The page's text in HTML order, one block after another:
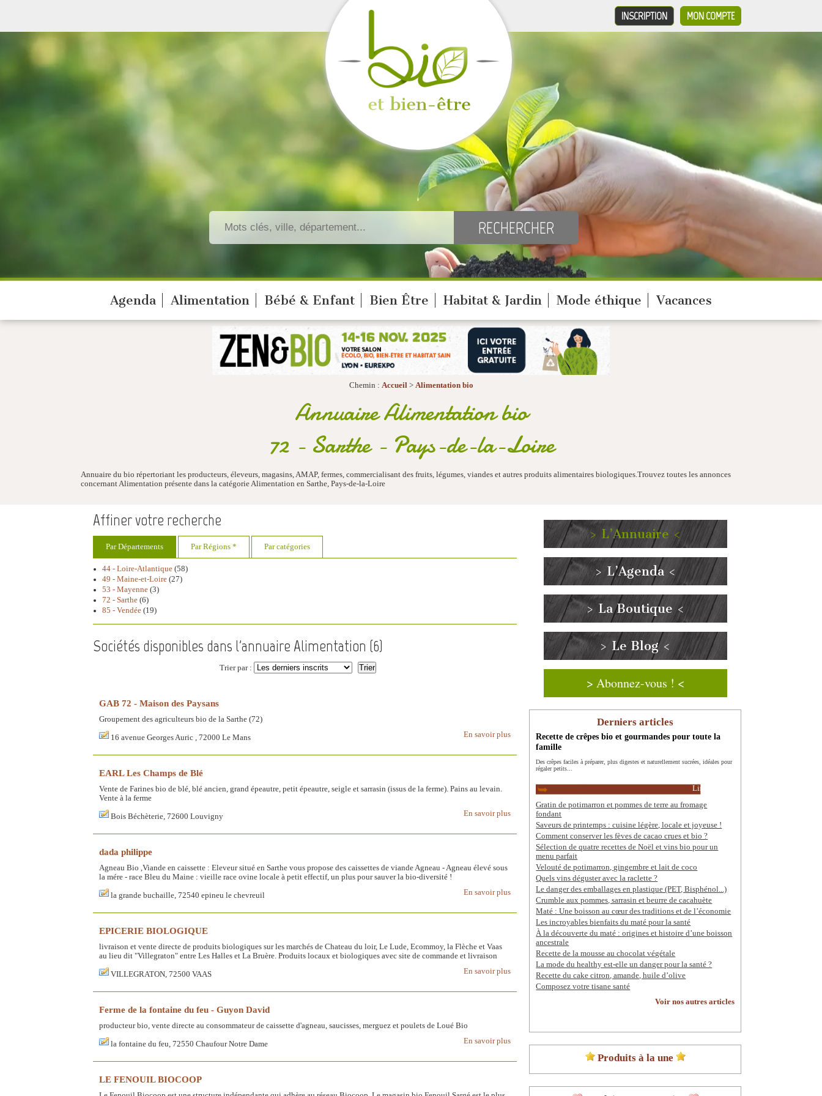
MON COMPTE
INSCRIPTION
Agenda Alimentation Bébé & Enfant Bien Être Habitat & Jardin Mode éthique Vacances
Chemin : Accueil> Alimentation bio
Annuaire Alimentation bio
72 - Sarthe - Pays-de-la-Loire
Annuaire du bio répertoriant les producteurs, éleveurs, magasins, AMAP, fermes, commercialisant des fruits, légumes, viandes et autres produits alimentaires biologiques.Trouvez toutes les annonces
concernant Alimentation présente dans la catégorie Alimentation en Sarthe, Pays-de-la-Loire
Affiner votre recherche
Par Départements Par Régions * Par catégories
44 - Loire-Atlantique (58)
49 - Maine-et-Loire (27)
53 - Mayenne (3)
72 - Sarthe (6)
85 - Vendée (19)
Sociétés disponibles dans l'annuaire Alimentation (6)
Trier par :
GAB 72 - Maison des Paysans
Groupement des agriculteurs bio de la Sarthe (72)
En savoir plus
16 avenue Georges Auric , 72000 Le Mans
EARL Les Champs de Blé
Vente de Farines bio de blé, blé ancien, grand épeautre, petit épeautre, seigle et sarrasin (issus de la ferme). Pains au levain.
Vente à la ferme
En savoir plus
Bois Béchèterie, 72600 Louvigny
dada philippe
Agneau Bio ,Viande en caissette : Eleveur situé en Sarthe vous propose des caissettes de viande Agneau - Agneau élevé sous
la mére - race Bleu du Maine : vieille race ovine locale à petit effectif, un plus pour sauver la bio-diversité !
En savoir plus
la grande buchaille, 72540 epineu le chevreuil
EPICERIE BIOLOGIQUE
livraison et vente directe de produits biologiques sur les marchés de Chateau du loir, Le Lude, Ecommoy, la Flèche et Vaas
au lieu dit "Villegraton" entre Les Halles et La Bruère. Produits locaux et biologiques avec site de commande et livraison
En savoir plus
VILLEGRATON, 72500 VAAS
Ferme de la fontaine du feu - Guyon David
producteur bio, vente directe au consommateur de caissette d'agneau, saucisses, merguez et poulets de Loué Bio
En savoir plus
la fontaine du feu, 72550 Chaufour Notre Dame
LE FENOUIL BIOCOOP
> L’Annuaire <
> L’Agenda <
> La Boutique <
> Le Blog <
> Abonnez-vous ! <
Derniers articles
Recette de crêpes bio et gourmandes pour toute la
famille
Des crêpes faciles à préparer, plus digestes et naturellement sucrées, idéales pour
régaler petits...
Lire la suite
Gratin de potimarron et pommes de terre au fromage
fondant
Saveurs de printemps : cuisine légère, locale et joyeuse !
Comment conserver les fèves de cacao crues et bio ?
Sélection de quatre recettes de Noël et vins bio pour un
menu parfait
Velouté de potimarron, gingembre et lait de coco
Quels vins déguster avec la raclette ?
Le danger des emballages en plastique (PET, Bisphénol...)
Crumble aux pommes, sarrasin et beurre de cacahuète
Maté : Une boisson au cœur des traditions et de l’économie
Les incroyables bienfaits du maté pour la santé
À la découverte du maté : origines et histoire d’une boisson
ancestrale
Recette de la mousse au chocolat végétale
La mode du healthy est-elle un danger pour la santé ?
Recette du cake citron, amande, huile d’olive
Composez votre tisane santé
Voir nos autres articles
Produits à la une